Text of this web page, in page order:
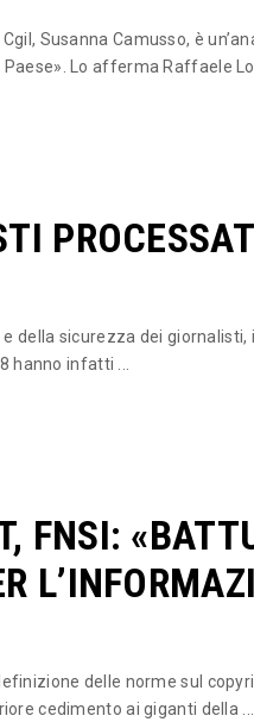
Susanna Camusso, è
Lo afferma Raffaele
della sicurezza dei
hanno infatti ...
FNSI:
delle norme sul
cedimento ai giganti della ...